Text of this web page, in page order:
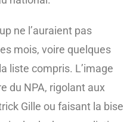
ne l’auraient pas
mois, voire quelques
liste compris. L’image
du NPA, rigolant aux
Gille ou faisant la bise